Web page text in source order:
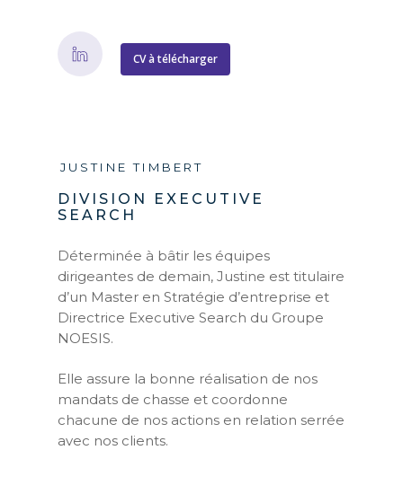
CV à télécharger
JUSTINE TIMBERT
DIVISION EXECUTIVE
SEARCH
Déterminée à bâtir les équipes
dirigeantes de demain, Justine est titulaire
d’un Master en Stratégie d’entreprise et
Directrice Executive Search du Groupe
NOESIS.
Elle assure la bonne réalisation de nos
mandats de chasse et coordonne
chacune de nos actions en relation serrée
avec nos clients.